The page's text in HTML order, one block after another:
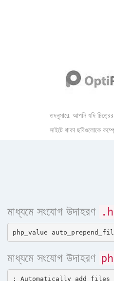
তদনুসারে, আপনি যদি
সাইটে থাকা ছবিগুলোকে
মাধ্যমে সংযোগ উদাহরণ
মাধ্যমে সংযোগ উদাহরণ
; Automatically add files